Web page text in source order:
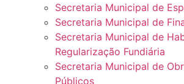
Secretaria Municipal de
Secretaria Municipal de
Secretaria Municipal de
Regularização Fundiária
Secretaria Municipal de
Públicos